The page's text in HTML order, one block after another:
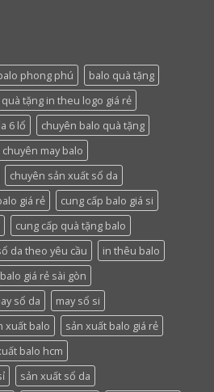
phong phú
balo quà tặng
tặng in theu logo giá rẻ
6 lổ
chuyên balo quà tặng
chuyên may balo
chuyên sản xuất sổ da
giá rẻ
cung cấp balo giá si
cung cấp quà tặng balo
da theo yêu cầu
in thêu balo
giá rẻ sài gòn
sổ da
may sổ si
xuất balo
sản xuất balo giá rẻ
balo hcm
sản xuất sổ da